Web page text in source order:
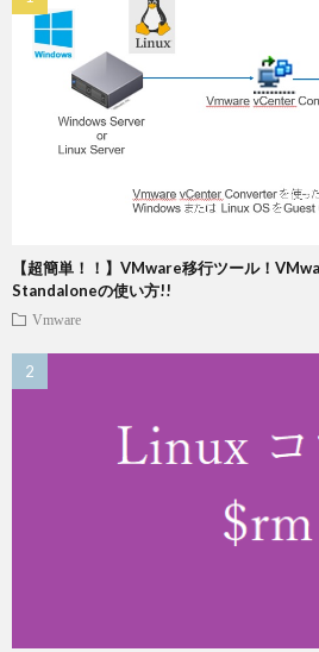
【超簡単！！】VMware移行ツール！
Standaloneの使い方!!
Vmware